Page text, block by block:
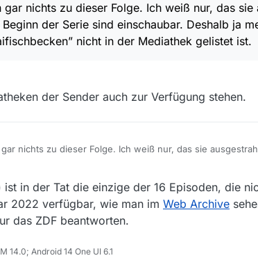
nichts zu dieser Folge. Ich weiß nur, das sie
der Serie sind einschaubar. Deshalb ja
nicht in der Mediathek gelistet ist.
der Sender auch zur Verfügung stehen.
nichts zu dieser Folge. Ich weiß nur, das sie
gelistet ist.
in der Tat die einzige der 16 Episoden, die
2022 verfügbar, wie man im Web Archive
das ZDF beantworten.
14.0; Android 14 One UI 6.1